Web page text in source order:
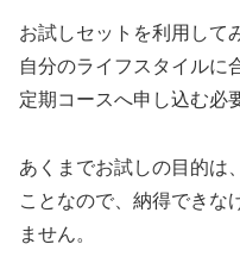
お試しセットを利用して
自分のライフスタイルに
定期コースへ申し込む必
あくまでお試しの目的は
ことなので、納得できな
ません。